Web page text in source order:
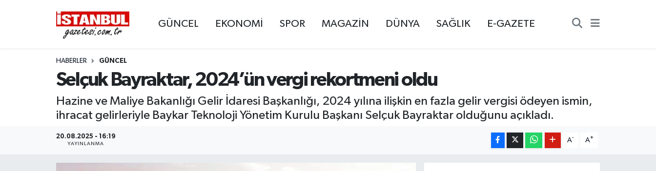
GÜNCEL EKONOMİ SPOR MAGAZİN DÜNYA SAĞLIK E-GAZETE
HABERLER GÜNCEL
Selçuk Bayraktar, 2024’ün vergi rekortmeni oldu
Hazine ve Maliye Bakanlığı Gelir İdaresi Başkanlığı, 2024 yılına ilişkin en fazla gelir vergisi ödeyen ismin,
ihracat gelirleriyle Baykar Teknoloji Yönetim Kurulu Başkanı Selçuk Bayraktar olduğunu açıkladı.
20.08.2025 - 16:19
YAYINLANMA
A- A+
EKONOMİ
İSTANBUL
MAGAZİN
Nöbetçi Eczaneler
Hava Durumu
Trafik Durumu
Süper Lig Puan Durumu ve Fikstür
Tüm Manşetler
Son Dakika Haberleri